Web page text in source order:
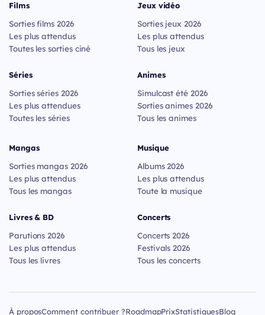
Films
Sorties films 2026
Les plus attendus
Toutes les sorties ciné
Séries
Sorties séries 2026
Les plus attendues
Toutes les séries
Jeux vidéo
Sorties jeux 2026
Les plus attendus
Tous les jeux
Animes
Simulcast été 2026
Sorties animes 2026
Tous les animes
Mangas
Sorties mangas 2026
Les plus attendus
Tous les mangas
Livres & BD
Parutions 2026
Les plus attendus
Tous les livres
Musique
Albums 2026
Les plus attendus
Toute la musique
Concerts
Concerts 2026
Festivals 2026
Tous les concerts
À proposComment contribuer ?RoadmapPrixStatistiquesBlog